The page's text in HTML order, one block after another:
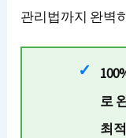
관리법까지 완벽
로
최